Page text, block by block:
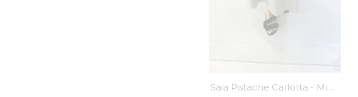
Saia Pistache Carlotta - MiniMoni